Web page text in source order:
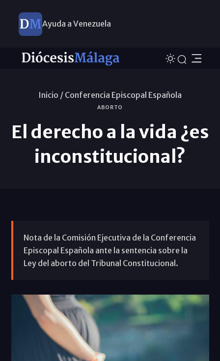
Ayuda a Venezuela
Inicio / Conferencia Episcopal Española
ABORTO
El derecho a la vida ¿es
inconstitucional?
Nota de la Comisión Ejecutiva de la Conferencia
Episcopal Española ante la sentencia sobre la
Ley del aborto del Tribunal Constitucional.